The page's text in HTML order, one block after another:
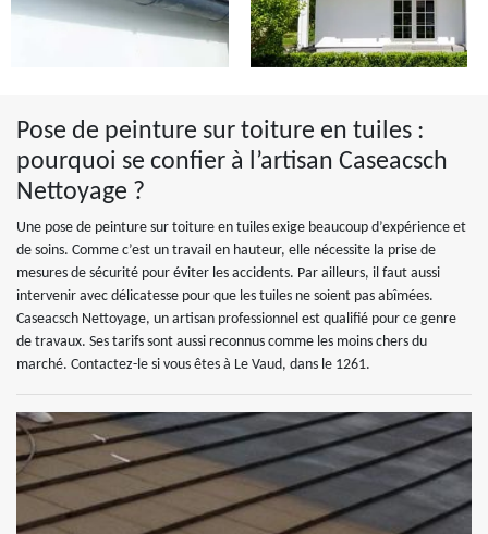
Pose de peinture sur toiture en tuiles :
pourquoi se confier à l’artisan Caseacsch
Nettoyage ?
Une pose de peinture sur toiture en tuiles exige beaucoup d’expérience et
de soins. Comme c’est un travail en hauteur, elle nécessite la prise de
mesures de sécurité pour éviter les accidents. Par ailleurs, il faut aussi
intervenir avec délicatesse pour que les tuiles ne soient pas abîmées.
Caseacsch Nettoyage, un artisan professionnel est qualifié pour ce genre
de travaux. Ses tarifs sont aussi reconnus comme les moins chers du
marché. Contactez-le si vous êtes à Le Vaud, dans le 1261.